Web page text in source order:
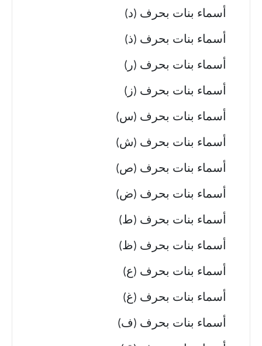
أسماء بنات بحرف (د)
أسماء بنات بحرف (ذ)
أسماء بنات بحرف (ر)
أسماء بنات بحرف (ز)
أسماء بنات بحرف (س)
أسماء بنات بحرف (ش)
أسماء بنات بحرف (ص)
أسماء بنات بحرف (ض)
أسماء بنات بحرف (ط)
أسماء بنات بحرف (ظ)
أسماء بنات بحرف (ع)
أسماء بنات بحرف (غ)
أسماء بنات بحرف (ف)